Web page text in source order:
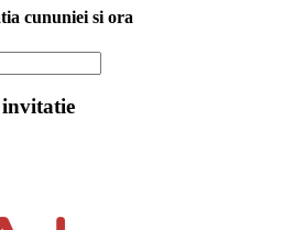
cununiei si ora